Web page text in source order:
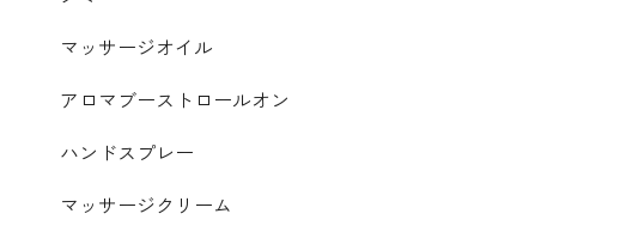
マッサージオイル
アロマブーストロールオン
ハンドスプレー
マッサージクリーム